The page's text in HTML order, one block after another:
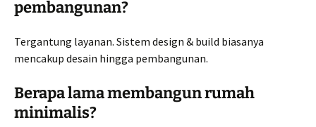
pembangunan?
Tergantung layanan. Sistem design & build biasanya
mencakup desain hingga pembangunan.
Berapa lama membangun rumah
minimalis?